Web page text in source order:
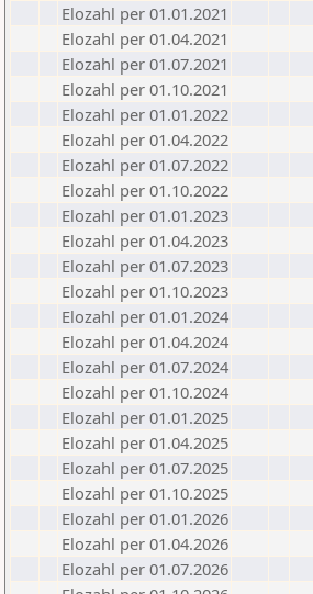
Elozahl per 01.01.2021
Elozahl per 01.04.2021
Elozahl per 01.07.2021
Elozahl per 01.10.2021
Elozahl per 01.01.2022
Elozahl per 01.04.2022
Elozahl per 01.07.2022
Elozahl per 01.10.2022
Elozahl per 01.01.2023
Elozahl per 01.04.2023
Elozahl per 01.07.2023
Elozahl per 01.10.2023
Elozahl per 01.01.2024
Elozahl per 01.04.2024
Elozahl per 01.07.2024
Elozahl per 01.10.2024
Elozahl per 01.01.2025
Elozahl per 01.04.2025
Elozahl per 01.07.2025
Elozahl per 01.10.2025
Elozahl per 01.01.2026
Elozahl per 01.04.2026
Elozahl per 01.07.2026